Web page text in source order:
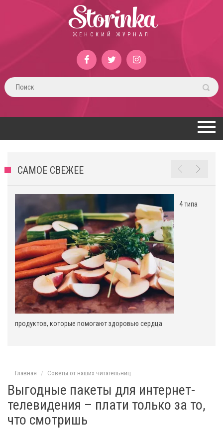
Storinka
ЖЕНСКИЙ ЖУРНАЛ
САМОЕ СВЕЖЕЕ
4 типа
продуктов, которые помогают здоровью сердца
Главная Советы от наших читательниц
Выгодные пакеты для интернет-
телевидения – плати только за то,
что смотришь